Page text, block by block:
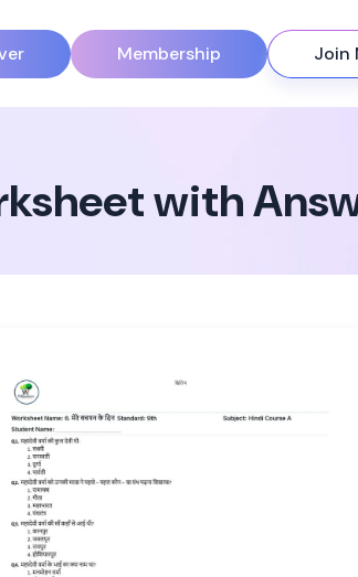
Membership Join
with